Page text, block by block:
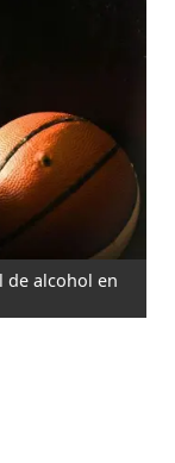
de alcohol en